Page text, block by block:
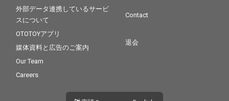
外部データ連携しているサービ
スについて
OTOTOYアプリ
媒体資料と広告のご案内
Our Team
Careers
Contact
退会